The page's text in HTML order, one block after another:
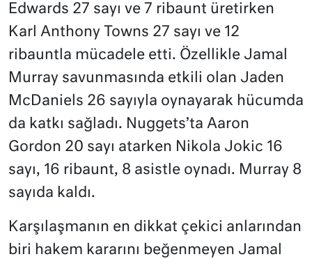
Edwards 27 sayı ve 7 ribaunt üretirken
Karl Anthony Towns 27 sayı ve 12
ribauntla mücadele etti. Özellikle Jamal
Murray savunmasında etkili olan Jaden
McDaniels 26 sayıyla oynayarak hücumda
da katkı sağladı. Nuggets’ta Aaron
Gordon 20 sayı atarken Nikola Jokic 16
sayı, 16 ribaunt, 8 asistle oynadı. Murray 8
sayıda kaldı.
Karşılaşmanın en dikkat çekici anlarından
biri hakem kararını beğenmeyen Jamal